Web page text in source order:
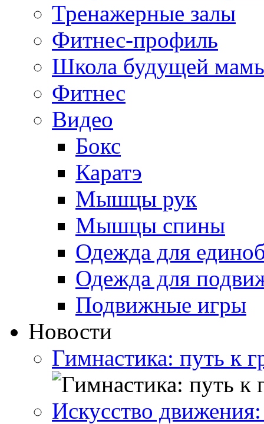
Тренажерные залы
Фитнес-профиль
Школа будущей
Фитнес
Видео
Бокс
Каратэ
Мышцы рук
Мышцы спины
Одежда для
Одежда для
Подвижные игры
Новости
Гимнастика: путь к
Искусство